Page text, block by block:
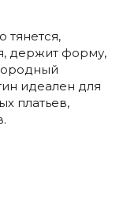
тянется,
держит форму,
идеален для
платьев,